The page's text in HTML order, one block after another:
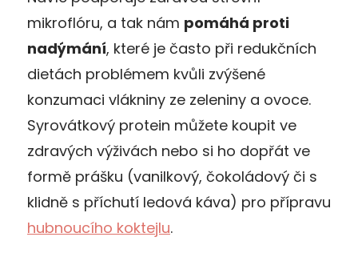
mikroflóru, a tak nám pomáhá proti
nadýmání, které je často při redukčních
dietách problémem kvůli zvýšené
konzumaci vlákniny ze zeleniny a ovoce.
Syrovátkový protein můžete koupit ve
zdravých výživách nebo si ho dopřát ve
formě prášku (vanilkový, čokoládový či s
klidně s příchutí ledová káva) pro přípravu
hubnoucího koktejlu.